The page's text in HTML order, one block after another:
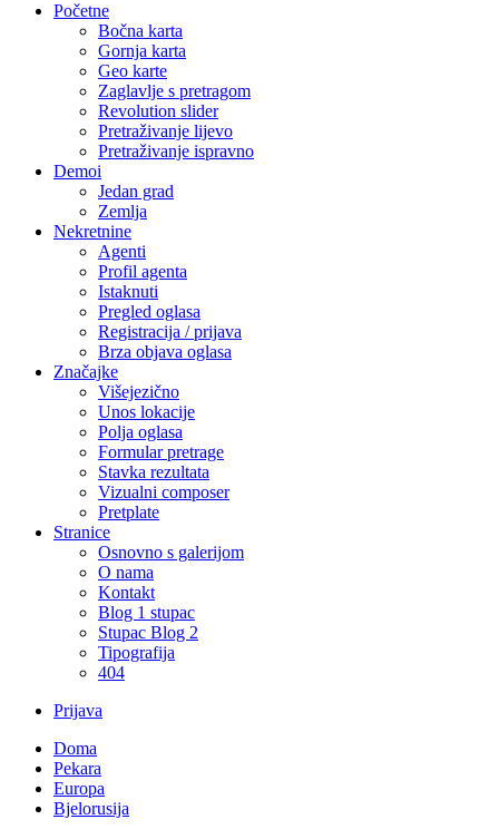
Početne
Bočna karta
Gornja karta
Geo karte
Zaglavlje s pretragom
Revolution slider
Pretraživanje lijevo
Pretraživanje ispravno
Demoi
Jedan grad
Zemlja
Nekretnine
Agenti
Profil agenta
Istaknuti
Pregled oglasa
Registracija / prijava
Brza objava oglasa
Značajke
Višejezično
Unos lokacije
Polja oglasa
Formular pretrage
Stavka rezultata
Vizualni composer
Pretplate
Stranice
Osnovno s galerijom
O nama
Kontakt
Blog 1 stupac
Stupac Blog 2
Tipografija
404
Prijava
Doma
Pekara
Europa
Bjelorusija